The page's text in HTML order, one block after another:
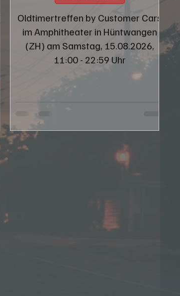
Oldtimertreffen by Customer Cars
im Amphitheater in Hüntwangen
(ZH) am Samstag, 15.08.2026,
11:00 - 22:59 Uhr